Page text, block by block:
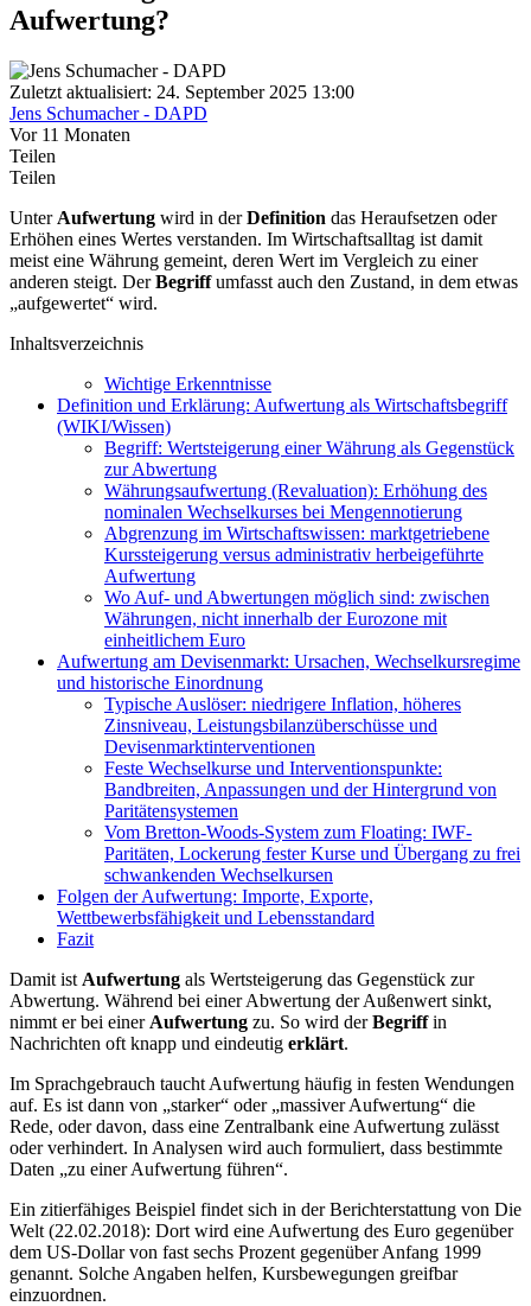
Aufwertung?
Zuletzt aktualisiert: 24. September 2025 13:00
Jens Schumacher - DAPD
Vor 11 Monaten
Teilen
Teilen
Unter Aufwertung wird in derDefinition das Heraufsetzen oder
Erhöhen eines Wertes verstanden. Im Wirtschaftsalltag ist damit
meist eine Währung gemeint, deren Wert im Vergleich zu einer
anderen steigt. DerBegriffumfasst auch den Zustand, in dem etwas
„aufgewertet“ wird.
Inhaltsverzeichnis
Wichtige Erkenntnisse
Definition und Erklärung: Aufwertung als Wirtschaftsbegriff
(WIKI/Wissen)
Begriff: Wertsteigerung einer Währung als Gegenstück
zur Abwertung
Währungsaufwertung (Revaluation): Erhöhung des
nominalen Wechselkurses bei Mengennotierung
Abgrenzung im Wirtschaftswissen: marktgetriebene
Kurssteigerung versus administrativ herbeigeführte
Aufwertung
Wo Auf- und Abwertungen möglich sind: zwischen
Währungen, nicht innerhalb der Eurozone mit
einheitlichem Euro
Aufwertung am Devisenmarkt: Ursachen, Wechselkursregime
und historische Einordnung
Typische Auslöser: niedrigere Inflation, höheres
Zinsniveau, Leistungsbilanzüberschüsse und
Devisenmarktinterventionen
Feste Wechselkurse und Interventionspunkte:
Bandbreiten, Anpassungen und der Hintergrund von
Paritätensystemen
Vom Bretton-Woods-System zum Floating: IWF-
Paritäten, Lockerung fester Kurse und Übergang zu frei
schwankenden Wechselkursen
Folgen der Aufwertung: Importe, Exporte,
Wettbewerbsfähigkeit und Lebensstandard
Fazit
Damit ist Aufwertung als Wertsteigerung das Gegenstück zur
Abwertung. Während bei einer Abwertung der Außenwert sinkt,
nimmt er bei einer Aufwertung zu. So wird derBegriffin
Nachrichten oft knapp und eindeutig erklärt.
Im Sprachgebrauch taucht Aufwertung häufig in festen Wendungen
auf. Es ist dann von „starker“ oder „massiver Aufwertung“ die
Rede, oder davon, dass eine Zentralbank eine Aufwertung zulässt
oder verhindert. In Analysen wird auch formuliert, dass bestimmte
Daten „zu einer Aufwertung führen“.
Ein zitierfähiges Beispiel findet sich in der Berichterstattung von Die
Welt (22.02.2018): Dort wird eine Aufwertung des Euro gegenüber
dem US‑Dollar von fast sechs Prozent gegenüber Anfang 1999
genannt. Solche Angaben helfen, Kursbewegungen greifbar
einzuordnen.